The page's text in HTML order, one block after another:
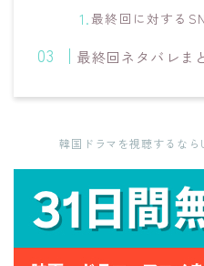
最終回に対する
最終回ネタバレま
韓国ドラマを視聴するなら